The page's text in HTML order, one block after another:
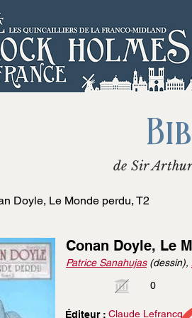
de Sir
Doyle, Le Monde perdu, T2
Conan Doyle, Le
Patrice Sanahujas(dessin),
0
Éditeur : Claude Lefrancq